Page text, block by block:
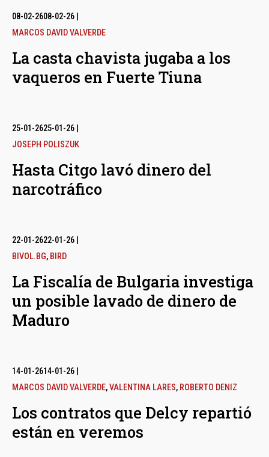
08-02-2608-02-26
MARCOS DAVID VALVERDE
La casta chavista jugaba a los
vaqueros en Fuerte Tiuna
25-01-2625-01-26
JOSEPH POLISZUK
Hasta Citgo lavó dinero del
narcotráfico
22-01-2622-01-26
BIVOL.BG, BIRD
La Fiscalía de Bulgaria investiga
un posible lavado de dinero de
Maduro
14-01-2614-01-26
MARCOS DAVID VALVERDE,VALENTINA LARES, ROBERTO DENIZ
Los contratos que Delcy repartió
están en veremos